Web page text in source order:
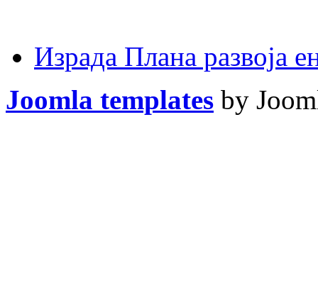
Израда Плана развоја
Joomla templates by